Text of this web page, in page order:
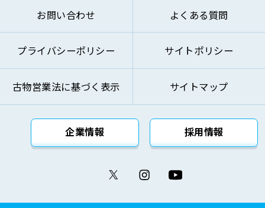
⑦本基本方針記載の方法により第三者に対し
て提供するため
⑧その他自動車関連業およびこれらに付帯・
関連するサービスの提供のため
上記の利用目的を変更する場合には、変更後の利用
目的が変更前の利用目的と相当の関連性を有すると
合理的に認められる範囲においてのみ変更を行い、
その内容をご本人に対し、原則として書面等（電磁
的記録を含みます。）により通知し、または弊社の
ウェブサイト等により公表します。
お問い合わせ よくある質問
プライバシーポリシー サイトポリシー
古物営業法に基づく表示 サイトマップ
企業情報 採用情報